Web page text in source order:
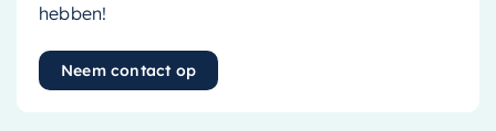
hebben!
Neem contact op